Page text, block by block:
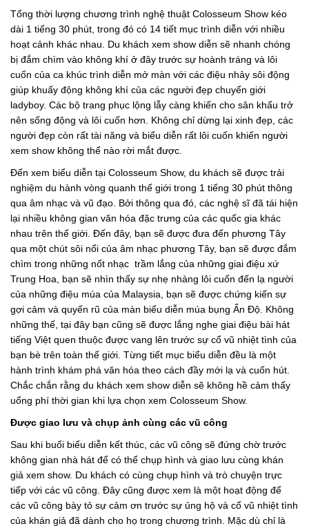
Tổng thời lượng chương trình nghệ thuật Colosseum Show kéo
dài 1 tiếng 30 phút, trong đó có 14 tiết mục trình diễn với nhiều
hoạt cảnh khác nhau. Du khách xem show diễn sẽ nhanh chóng
bị đắm chìm vào không khí ở đây trước sự hoành tráng và lôi
cuốn của ca khúc trình diễn mở màn với các điệu nhảy sôi động
giúp khuấy động không khí của các người đẹp chuyển giới
ladyboy. Các bộ trang phục lộng lẫy càng khiến cho sân khấu trở
nên sống động và lôi cuốn hơn. Không chỉ dừng lại xinh đẹp, các
người đẹp còn rất tài năng và biểu diễn rất lôi cuốn khiến người
xem show không thể nào rời mắt được.
Đến xem biểu diễn tại Colosseum Show, du khách sẽ được trải
nghiệm du hành vòng quanh thế giới trong 1 tiếng 30 phút thông
qua âm nhạc và vũ đạo. Bởi thông qua đó, các nghệ sĩ đã tái hiện
lại nhiều không gian văn hóa đặc trưng của các quốc gia khác
nhau trên thế giới. Đến đây, bạn sẽ được đưa đến phương Tây
qua một chút sôi nổi của âm nhạc phương Tây, bạn sẽ được đắm
chìm trong những nốt nhạc trầm lắng của những giai điệu xứ
Trung Hoa, bạn sẽ nhìn thấy sự nhẹ nhàng lôi cuốn đến lạ người
của những điệu múa của Malaysia, bạn sẽ được chứng kiến sự
gợi cảm và quyến rũ của màn biểu diễn múa bụng Ấn Độ. Không
những thế, tại đây bạn cũng sẽ được lắng nghe giai điệu bài hát
tiếng Việt quen thuộc được vang lên trước sự cổ vũ nhiệt tình của
bạn bè trên toàn thế giới. Từng tiết mục biểu diễn đều là một
hành trình khám phá văn hóa theo cách đầy mới lạ và cuốn hút.
Chắc chắn rằng du khách xem show diễn sẽ không hề cảm thấy
uổng phí thời gian khi lựa chọn xem Colosseum Show.
Được giao lưu và chụp ảnh cùng các vũ công
Sau khi buổi biểu diễn kết thúc, các vũ công sẽ đứng chờ trước
không gian nhà hát để có thể chụp hình và giao lưu cùng khán
giả xem show. Du khách có cùng chụp hình và trò chuyện trực
tiếp với các vũ công. Đây cũng được xem là một hoạt động để
các vũ công bày tỏ sự cảm ơn trước sự ủng hộ và cổ vũ nhiệt tình
của khán giả đã dành cho họ trong chương trình. Mặc dù chỉ là